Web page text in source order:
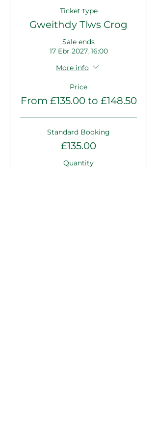
Ticket type
Gweithdy Tlws Crog
Sale ends
17 Ebr 2027, 16:00
More info
Price
From £135.00 to £148.50
Standard Booking
£135.00
Quantity